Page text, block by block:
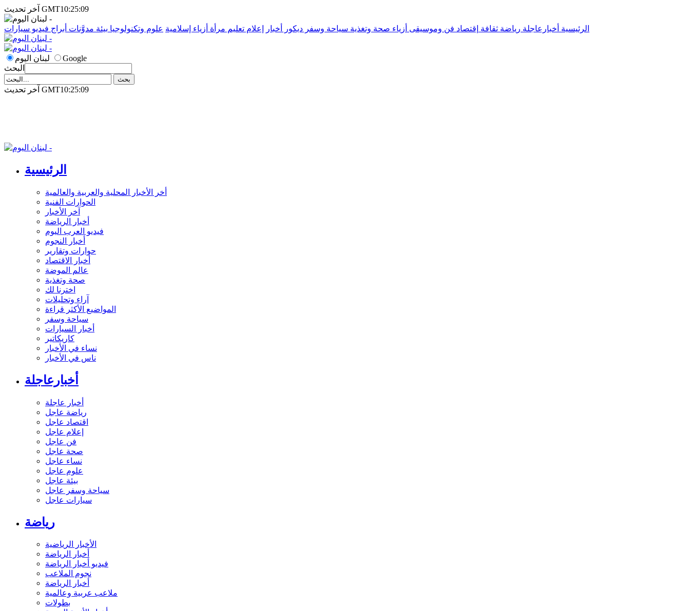
آخر تحديث GMT10:25:09
الرئيسية أخبارعاجلة رياضة ثقافة إقتصاد فن وموسيقى أزياء صحة وتغذية سياحة وسفر ديكور أخبار إعلام تعليم مرأة أزياء إسلامية علوم وتكنولوجيا بيئة مدوَّنات أبراج فيديو سيارات
لبنان اليوم
Google
البحث
آخر تحديث GMT10:25:09
الرئيسية
أخر الأخبار المحلية والعربية والعالمية
الحوارات الفنية
آخر الأخبار
أخبار الرياضة
فيديو العرب اليوم
أخبار النجوم
حوارات وتقارير
أخبار الاقتصاد
عالم الموضة
صحة وتغذية
اخترنا لك
آراء وتحليلات
المواضيع الأكثر قراءة
سياحة وسفر
أخبار السيارات
كاريكاتير
نساء في الأخبار
ناس في الأخبار
أخبارعاجلة
أخبار عاجلة
رياضة عاجل
اقتصاد عاجل
إعلام عاجل
فن عاجل
صحة عاجل
نساء عاجل
علوم عاجل
بيئة عاجل
سياحة وسفر عاجل
سيارات عاجل
رياضة
الأخبار الرياضية
أخبار الرياضة
فيديو أخبار الرياضة
نجوم الملاعب
أخبار الرياضة
ملاعب عربية وعالمية
بطولات